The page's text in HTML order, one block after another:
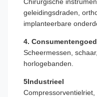
geleidingsdraden,
implanteerbare
4.
Scheermessen,
horlogebanden.
5Industrieel
Compressorventielriet,